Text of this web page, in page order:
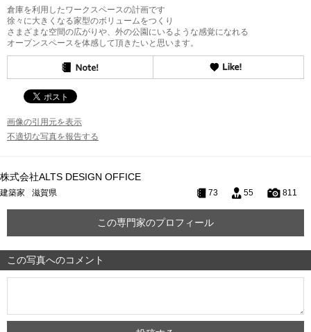
倉庫を利用したワークスペースの計画です
徐々に大きくなる家型のボリュームをつくり
さまざまな空間の広がりや、外の公園にいるような感覚になれる
オープンスペースを体感して頂きたいと思います。
画像の引用元を表示
不適切な写真を報告する
株式会社ALTS DESIGN OFFICE
建築家 滋賀県 73 55 811
この専門家のプロフィール
この写真へのコメント